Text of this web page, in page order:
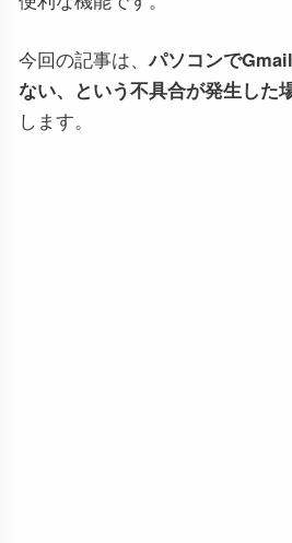
今回の記事は、パソコンで
ない、という不具合が発生した
します。